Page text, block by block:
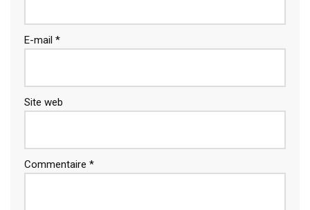
E-mail *
Site web
Commentaire *